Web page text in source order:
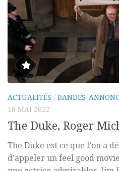
ACTUALITÉS / BANDES-
18 MAI 2022
The Duke, Roger
The Duke est ce que l’on a
d’appeler un feel good